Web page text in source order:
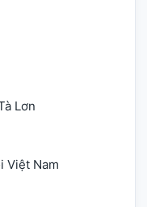
Lơn
Việt Nam